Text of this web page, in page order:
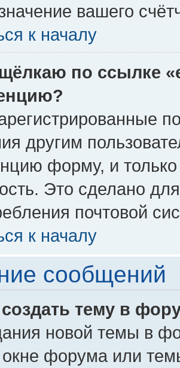
вашего
к началу
по ссылке
другим
форму, и
Это сделано
почтовой
к началу
сообщений
тему в
новой темы в
окне форума или